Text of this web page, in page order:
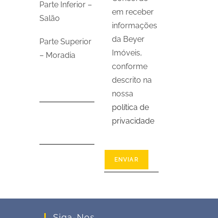
Parte Inferior –
Salão
Parte Superior
– Moradia
em receber
informações
da Beyer
Imóveis,
conforme
descrito na
nossa
política de
privacidade